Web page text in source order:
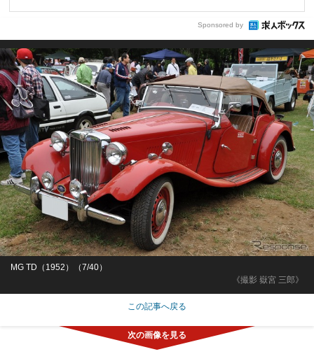
Sponsored by
《撮影 嶽宮 三郎》
MG TD（1952）（7/40）
この記事へ戻る